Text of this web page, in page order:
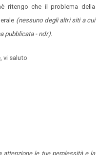
ritengo che il problema della
(nessuno degli altri siti a cui
pubblicata - ndr).
vi saluto
le tue perplessità e la